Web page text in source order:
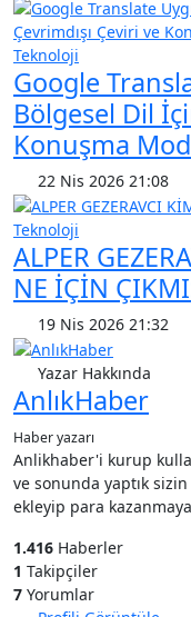
Teknoloji
Google
Bölgesel Dil
Konuşma
22 Nis 2026 21:08
Teknoloji
ALPER
NE İÇİN
19 Nis 2026 21:32
Yazar Hakkında
AnlıkHaber
Haber yazarı
Anlikhaber'i kurup
ve sonunda yaptık
ekleyip para
1.416 Haberler
1 Takipçiler
7 Yorumlar